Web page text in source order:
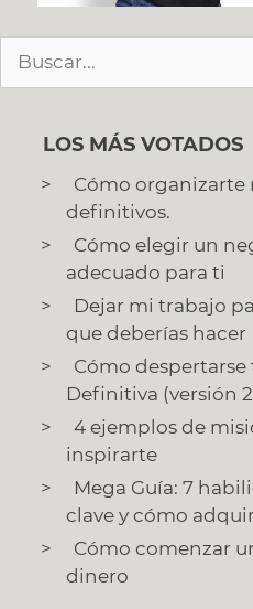
LOS MÁS VOTADOS
Cómo organizarte
definitivos.
Cómo elegir un
adecuado para ti
Dejar mi trabajo
que deberías hacer
Cómo
Definitiva (versión
4 ejemplos de
inspirarte
Mega Guía: 7
clave y cómo
Cómo comenzar
dinero